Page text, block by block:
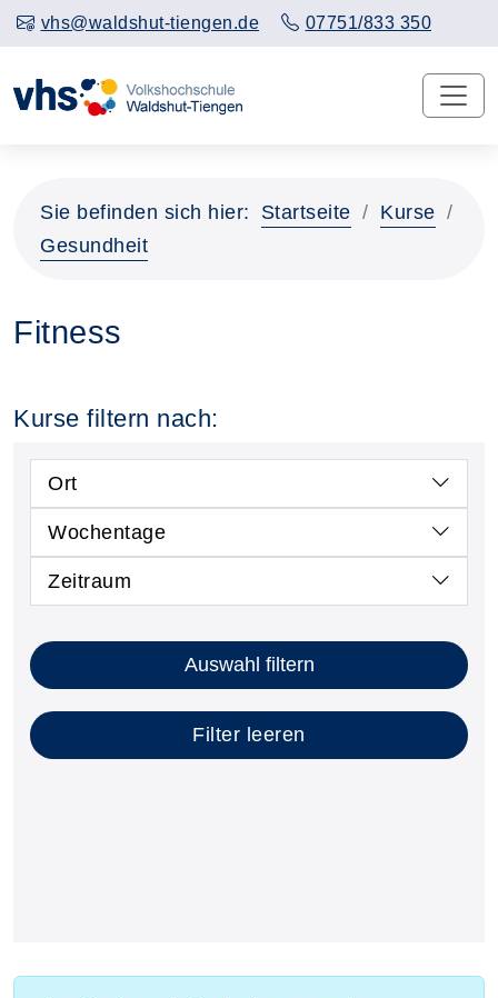
vhs@waldshut-tiengen.de 07751/833 350
Sie befinden sich hier: Startseite
Kurse
Gesundheit
Fitness
Kurse filtern nach:
Ort
Wochentage
Zeitraum
Kursstatus auswählen
Nur neue Kurse anzeigen
Kurse mit freien Plätzen anzeigen
Auswahl filtern
Filter leeren